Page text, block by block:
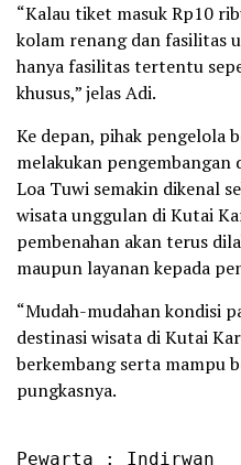
“Kalau tiket masuk Rp10
kolam renang dan fasilitas
hanya fasilitas tertentu
khusus,” jelas Adi.
Ke depan, pihak pengelola
melakukan pengembangan
Loa Tuwi semakin dikenal
wisata unggulan di Kutai
pembenahan akan terus
maupun layanan kepada
“Mudah-mudahan kondisi
destinasi wisata di Kutai
berkembang serta mampu
pungkasnya.
Pewarta : Indirwan